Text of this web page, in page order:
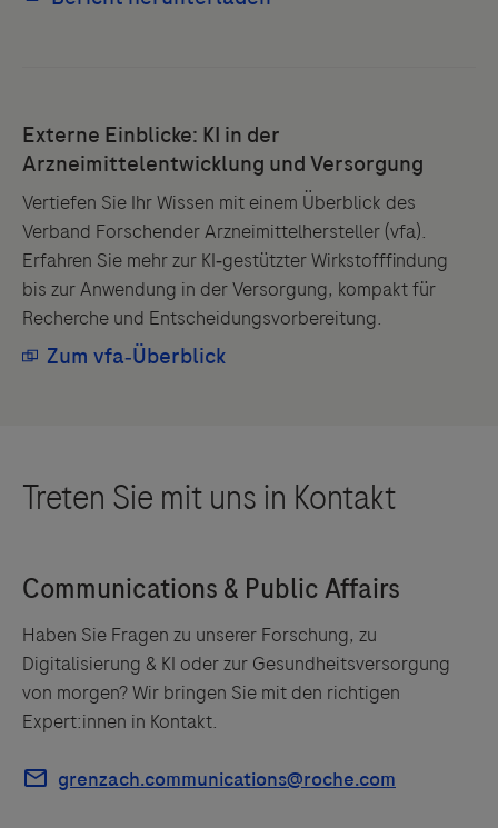
Vertiefen Sie Ihr Wissen mit einem Überblick des
Verband Forschender Arzneimittelhersteller (vfa).
Erfahren Sie mehr zur KI‑gestützter Wirkstofffindung
bis zur Anwendung in der Versorgung, kompakt für
Recherche und Entscheidungsvorbereitung.
Haben Sie Fragen zu unserer Forschung, zu
Digitalisierung & KI oder zur Gesundheitsversorgung
von morgen? Wir bringen Sie mit den richtigen
Expert:innen in Kontakt.